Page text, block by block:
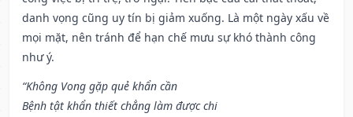
danh vọng cũng uy tín bị giảm xuống. Là một ngày xấu về
mọi mặt, nên tránh để hạn chế mưu sự khó thành công
như ý.
“Không Vong gặp quẻ khẩn cần
Bệnh tật khẩn thiết chẳng làm được chi